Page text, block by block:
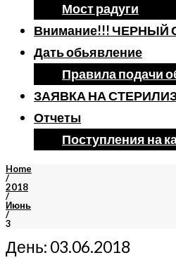
Мост радуги
Внимание!!! ЧЕРНЫЙ
Дать обьявление
Правила подачи
ЗАЯВКА НА
Отчеты
Поступления на
Home
/
2018
/
Июнь
/
3
День: 03.06.2018